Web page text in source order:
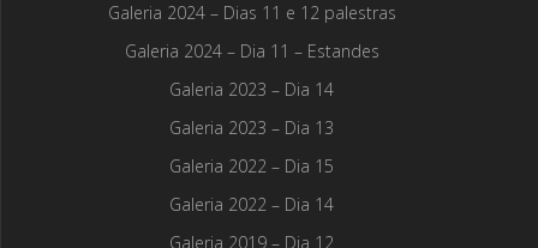
Galeria 2024 – Dias 11 e 12 palestras
Galeria 2024 – Dia 11 – Estandes
Galeria 2023 – Dia 14
Galeria 2023 – Dia 13
Galeria 2022 – Dia 15
Galeria 2022 – Dia 14
Galeria 2019 – Dia 12